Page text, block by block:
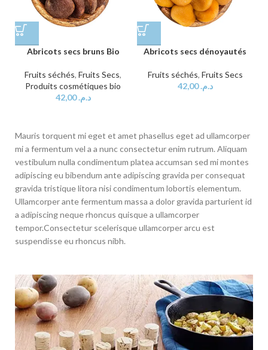
Abricots secs bruns Bio
Fruits séchés, Fruits Secs,
Produits cosmétiques bio
د.م.42,00
Abricots secs dénoyautés
Fruits séchés, Fruits Secs
د.م.42,00
Mauris torquent mi eget et amet phasellus eget ad ullamcorper
mi a fermentum vel a a nunc consectetur enim rutrum. Aliquam
vestibulum nulla condimentum platea accumsan sed mi montes
adipiscing eu bibendum ante adipiscing gravida per consequat
gravida tristique litora nisi condimentum lobortis elementum.
Ullamcorper ante fermentum massa a dolor gravida parturient id
a adipiscing neque rhoncus quisque a ullamcorper
tempor.Consectetur scelerisque ullamcorper arcu est
suspendisse eu rhoncus nibh.